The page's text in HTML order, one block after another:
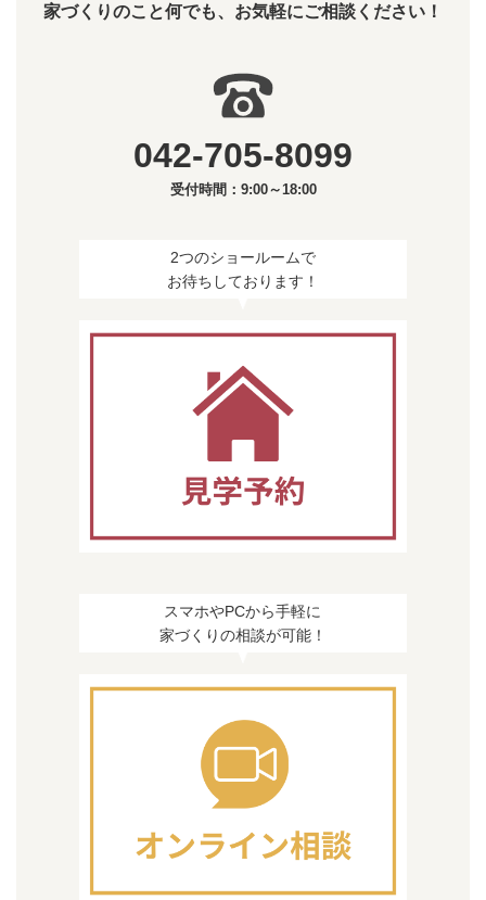
家づくりのこと何でも、お気軽にご相談ください！
042-705-8099
受付時間：9:00～18:00
2つのショールームで
お待ちしております！
スマホやPCから手軽に
家づくりの相談が可能！